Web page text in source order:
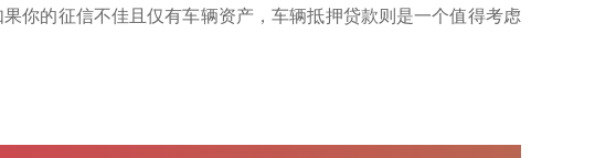
你的征信不佳且仅有车辆资产，车辆抵押贷款则是一个值得考虑